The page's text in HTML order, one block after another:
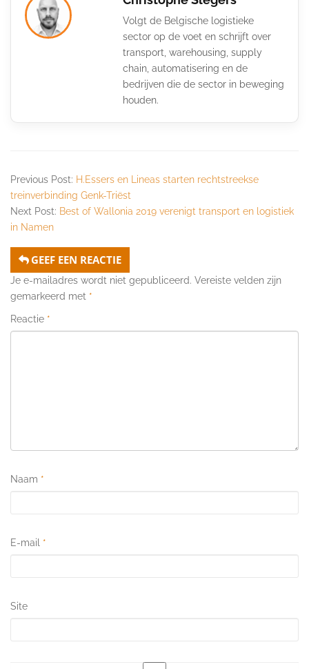
Volgt de Belgische logistieke
sector op de voet en schrijft over
transport, warehousing, supply
chain, automatisering en de
bedrijven die de sector in beweging
houden.
Previous Post: H.Essers en Lineas starten rechtstreekse
treinverbinding Genk-Triëst
Next Post: Best of Wallonia 2019 verenigt transport en logistiek
in Namen
GEEF EEN REACTIE
Je e-mailadres wordt niet gepubliceerd. Vereiste velden zijn
gemarkeerd met *
Reactie *
Naam *
E-mail *
Site